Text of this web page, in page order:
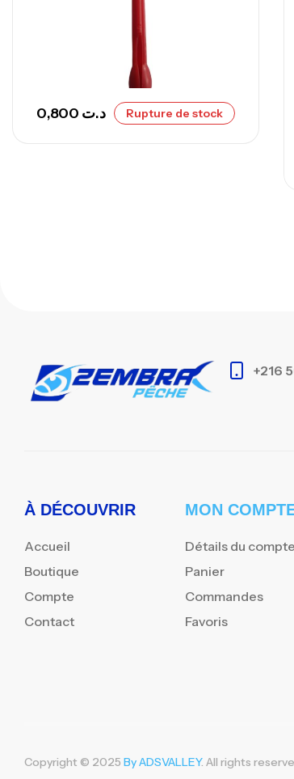
د.ت Rupture de stock
+216
À DÉCOUVRIR
Accueil
Boutique
Compte
Contact
MON
Détails du compte
Panier
Commandes
Favoris
Copyright © 2025 By ADSVALLEY. All rights